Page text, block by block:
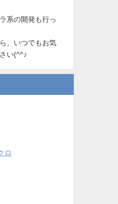
系の開発も行っ
、いつでもお気
い(^^♪
ロ